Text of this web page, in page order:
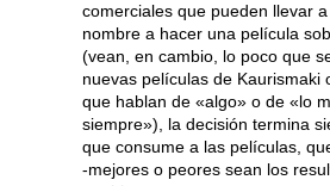
comerciales que pueden llevar
nombre a hacer una película
(vean, en cambio, lo poco que
nuevas películas de Kaurismaki
que hablan de «algo» o de «lo
siempre»), la decisión termina
que consume a las películas,
-mejores o peores sean los